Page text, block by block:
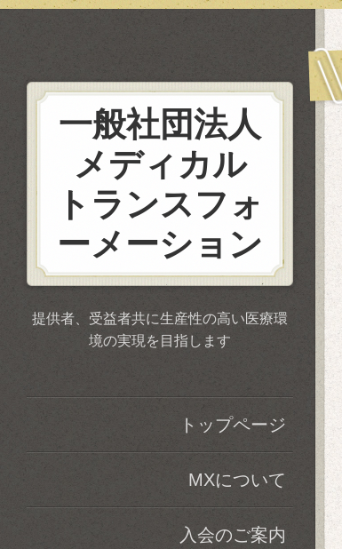
一般社団法人
メディカル
トランスフォ
ーメーション
提供者、受益者共に生産性の高い医療環
境の実現を目指します
トップページ
MXについて
入会のご案内